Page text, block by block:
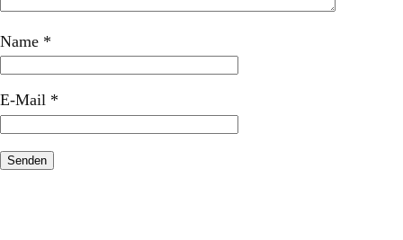
Name *
E-Mail *